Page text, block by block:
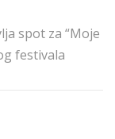
spot za “Moje
festivala